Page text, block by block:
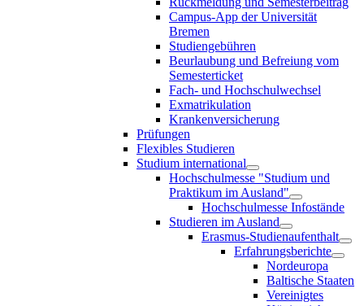
Campus-App der Universität
Bremen
Studiengebühren
Beurlaubung und Befreiung vom
Semesterticket
Fach- und Hochschulwechsel
Exmatrikulation
Krankenversicherung
Prüfungen
Flexibles Studieren
Studium international
Hochschulmesse "Studium und
Praktikum im Ausland"
Hochschulmesse Infostände
Studieren im Ausland
Erasmus-Studienaufenthalt
Erfahrungsberichte
Nordeuropa
Baltische Staaten
Vereinigtes